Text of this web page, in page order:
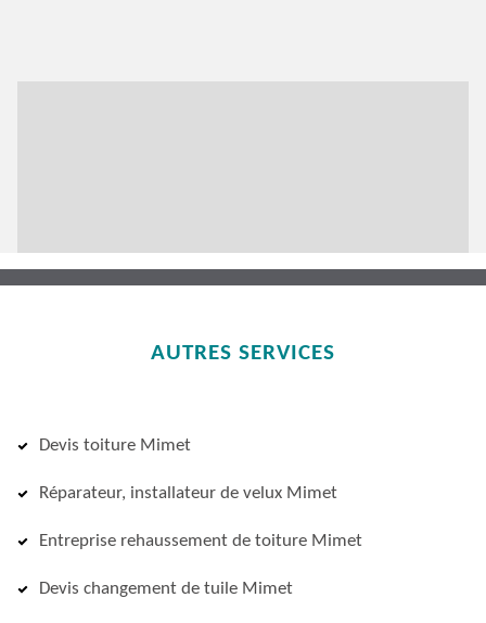
AUTRES SERVICES
Devis toiture Mimet
Réparateur, installateur de velux Mimet
Entreprise rehaussement de toiture Mimet
Devis changement de tuile Mimet